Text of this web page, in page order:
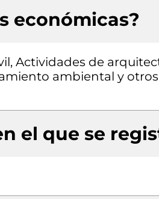
económicas?
Actividades de
ambiental y
el que se